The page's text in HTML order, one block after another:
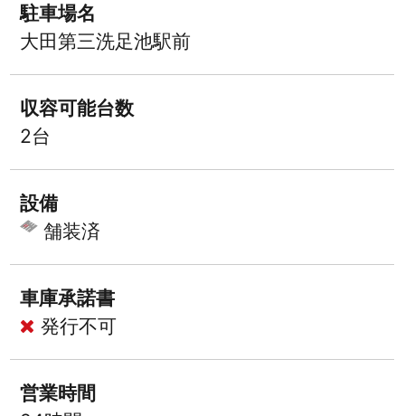
駐車場名
大田第三洗足池駅前
収容可能台数
2台
設備
舗装済
車庫承諾書
発行不可
営業時間